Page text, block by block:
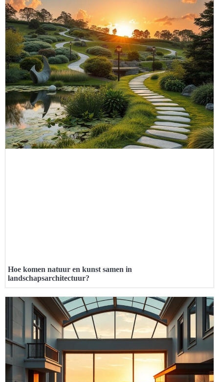
Hoe komen natuur en kunst samen in
landschapsarchitectuur?